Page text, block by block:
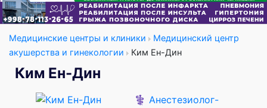
Медицинские центры и клиники
Медицинский центр
акушерства и гинекологии
Ким Ен-Дин
Ким Ен-Дин
⚕️ Анестезиолог-